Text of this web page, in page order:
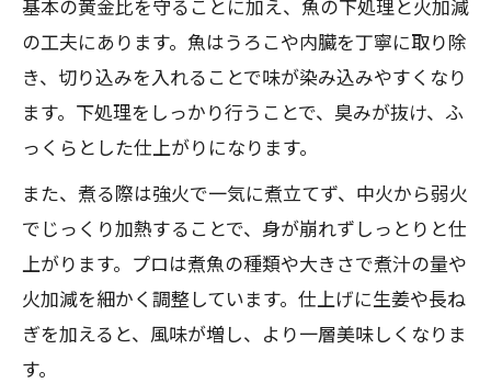
基本の黄金比を守ることに加え、魚の下処理と火加減
の工夫にあります。魚はうろこや内臓を丁寧に取り除
き、切り込みを入れることで味が染み込みやすくなり
ます。下処理をしっかり行うことで、臭みが抜け、ふ
っくらとした仕上がりになります。
また、煮る際は強火で一気に煮立てず、中火から弱火
でじっくり加熱することで、身が崩れずしっとりと仕
上がります。プロは煮魚の種類や大きさで煮汁の量や
火加減を細かく調整しています。仕上げに生姜や長ね
ぎを加えると、風味が増し、より一層美味しくなりま
す。